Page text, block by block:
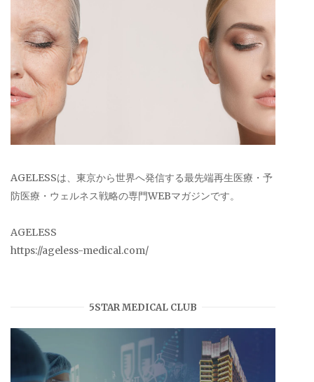
AGELESSは、東京から世界へ発信する最先端再生医療・予
防医療・ウェルネス戦略の専門WEBマガジンです。
AGELESS
https://ageless-medical.com/
5STAR MEDICAL CLUB